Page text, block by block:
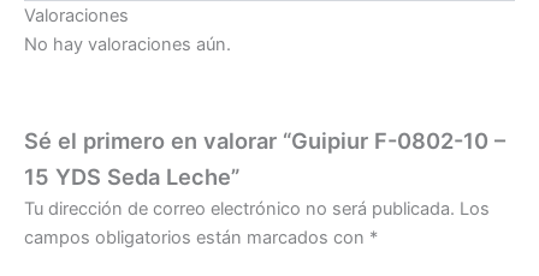
Valoraciones
No hay valoraciones aún.
Sé el primero en valorar “Guipiur F-0802-10 –
15 YDS Seda Leche”
Tu dirección de correo electrónico no será publicada. Los
campos obligatorios están marcados con *